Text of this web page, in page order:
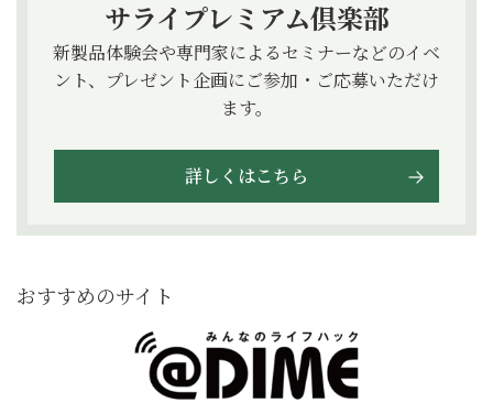
サライプレミアム倶楽部
新製品体験会や専門家によるセミナーなどのイベ
ント、プレゼント企画にご参加・ご応募いただけ
ます。
詳しくはこちら
おすすめのサイト